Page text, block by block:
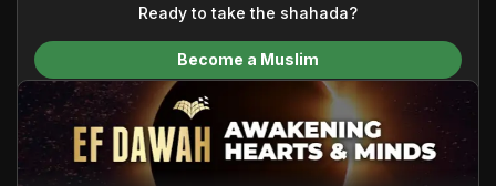
We do all of this with the permission of the Most High, and all
praise belongs to Allah, the Creator of the heavens and the
Ready to take the shahada?
Become a Muslim